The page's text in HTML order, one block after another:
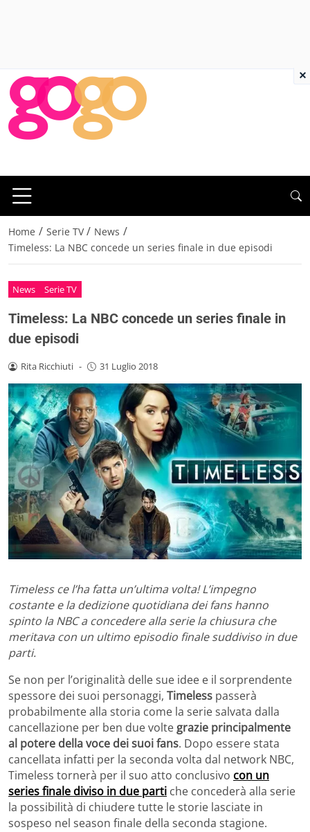
Home / Serie TV / News /
Timeless: La NBC concede un series finale in due episodi
News Serie TV
Timeless: La NBC concede un series finale in
due episodi
Rita Ricchiuti - 31 Luglio 2018
Timeless ce l’ha fatta un’ultima volta! L’impegno
costante e la dedizione quotidiana dei fans hanno
spinto la NBC a concedere alla serie la chiusura che
meritava con un ultimo episodio finale suddiviso in due
parti.
Se non per l’originalità delle sue idee e il sorprendente
spessore dei suoi personaggi, Timeless passerà
probabilmente alla storia come la serie salvata dalla
cancellazione per ben due volte grazie principalmente
al potere della voce dei suoi fans. Dopo essere stata
cancellata infatti per la seconda volta dal network NBC,
Timeless tornerà per il suo atto conclusivo con un
series finale diviso in due parti che concederà alla serie
la possibilità di chiudere tutte le storie lasciate in
sospeso nel season finale della seconda stagione.
×